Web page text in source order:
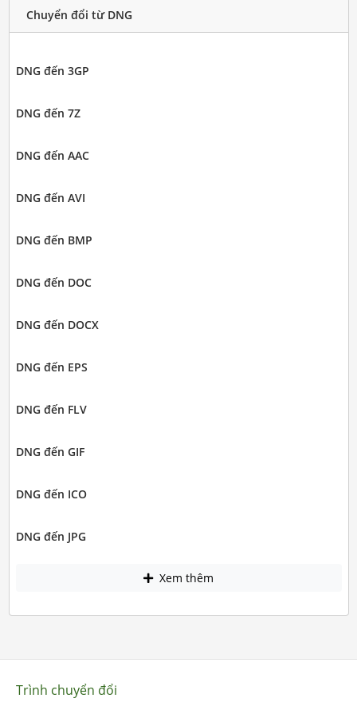
Chuyển đổi từ DNG
DNG đến 3GP
DNG đến 7Z
DNG đến AAC
DNG đến AVI
DNG đến BMP
DNG đến DOC
DNG đến DOCX
DNG đến EPS
DNG đến FLV
DNG đến GIF
DNG đến ICO
DNG đến JPG
Xem thêm
Trình chuyển đổi